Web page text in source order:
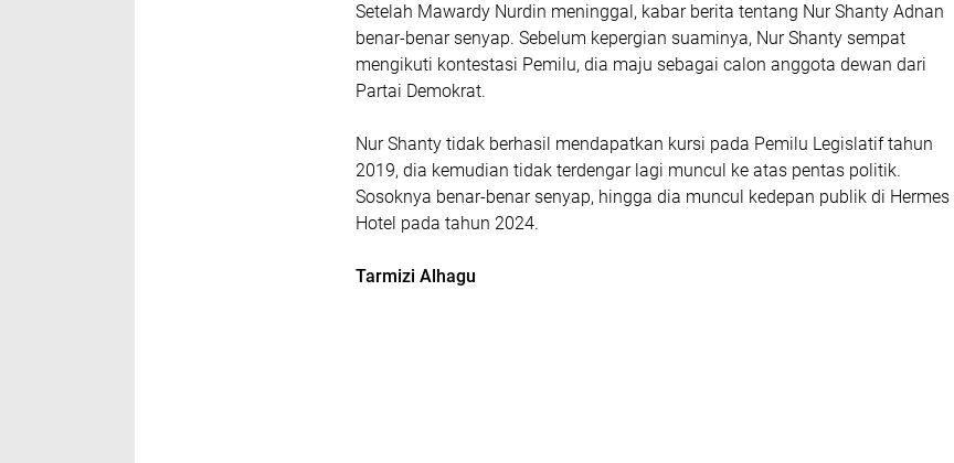
Setelah Mawardy Nurdin meninggal, kabar berita tentang Nur Shanty Adnan
benar-benar senyap. Sebelum kepergian suaminya, Nur Shanty sempat
mengikuti kontestasi Pemilu, dia maju sebagai calon anggota dewan dari
Partai Demokrat.
Nur Shanty tidak berhasil mendapatkan kursi pada Pemilu Legislatif tahun
2019, dia kemudian tidak terdengar lagi muncul ke atas pentas politik.
Sosoknya benar-benar senyap, hingga dia muncul kedepan publik di Hermes
Hotel pada tahun 2024.
Tarmizi Alhagu